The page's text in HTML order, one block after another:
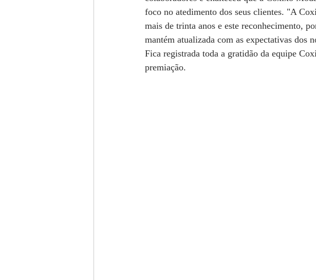
foco no atedimento dos seus clientes. "A
mais de trinta anos e este reconhecimento,
mantém atualizada com as expectativas dos
Fica registrada toda a gratidão da equipe
premiação.